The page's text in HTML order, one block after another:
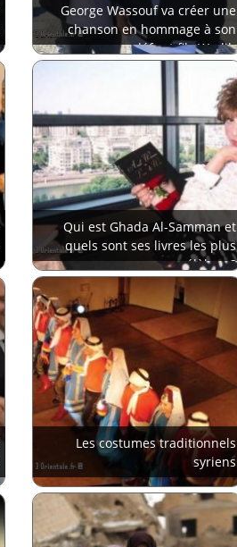
George Wassouf va créer une
chanson en hommage à son
défunt fils Wadih
Qui est Ghada Al-Samman et
quels sont ses livres les plus
célèbres?
Les costumes traditionnels
syriens